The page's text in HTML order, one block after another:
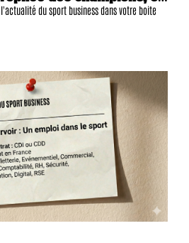
du sport business dans votre boite